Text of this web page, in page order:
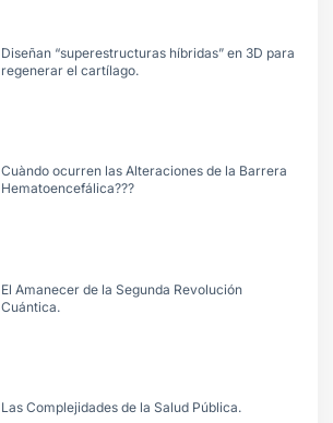
Diseñan “superestructuras híbridas” en 3D para
regenerar el cartílago.
Cuàndo ocurren las Alteraciones de la Barrera
Hematoencefálica???
El Amanecer de la Segunda Revolución
Cuántica.
Las Complejidades de la Salud Pública.